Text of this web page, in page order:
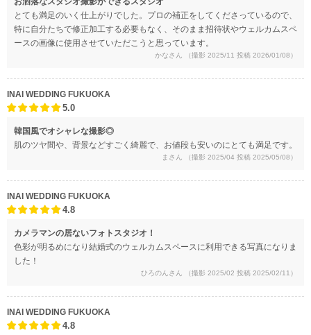
とても満足のいく仕上がりでした。プロの補正をしてくださっているので、
特に自分たちで修正加工する必要もなく、そのまま招待状やウェルカムスペ
ースの画像に使用させていただこうと思っています。
かなさん （撮影 2025/11 投稿 2026/01/08）
INAI WEDDING FUKUOKA
5.0
韓国風でオシャレな撮影◎
肌のツヤ間や、背景などすごく綺麗で、お値段も安いのにとても満足です。
まさん （撮影 2025/04 投稿 2025/05/08）
INAI WEDDING FUKUOKA
4.8
カメラマンの居ないフォトスタジオ！
色彩が明るめになり結婚式のウェルカムスペースに利用できる写真になりま
した！
ひろのんさん （撮影 2025/02 投稿 2025/02/11）
INAI WEDDING FUKUOKA
4.8